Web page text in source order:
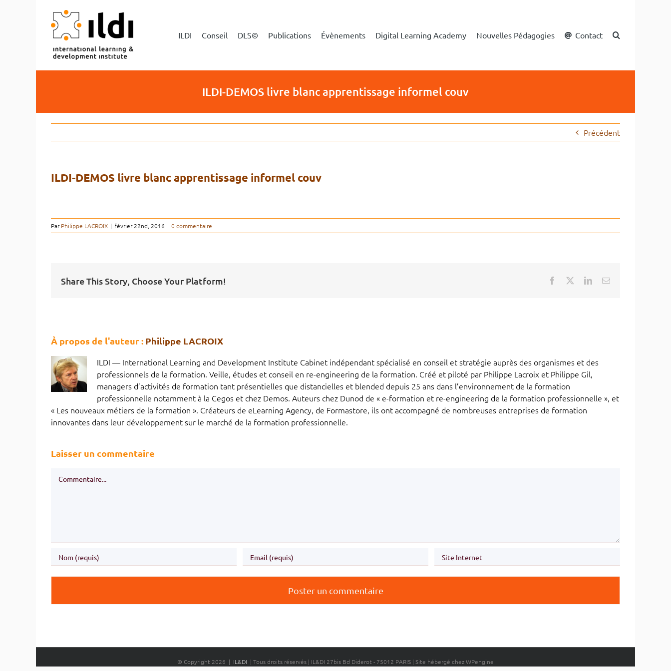
ILDI Conseil DLS© Publications Évènements Digital Learning Academy Nouvelles Pédagogies Contact
ILDI-DEMOS livre blanc apprentissage informel couv
Précédent
ILDI-DEMOS livre blanc apprentissage informel couv
ParPhilippe LACROIX | février 22nd, 2016 | 0 commentaire
Share This Story, Choose Your Platform! Facebook LinkedInEmail
À propos de l'auteur : Philippe LACROIX
ILDI — International Learning and Development Institute Cabinet indépendant spécialisé en conseil et stratégie auprès des organismes et des
professionnels de la formation. Veille, études et conseil en re-engineering de la formation. Créé et piloté par Philippe Lacroix et Philippe Gil,
managers d’activités de formation tant présentielles que distancielles et blended depuis 25 ans dans l’environnement de la formation
professionnelle notamment à la Cegos et chez Demos. Auteurs chez Dunod de « e-formation et re-engineering de la formation professionnelle », et
« Les nouveaux métiers de la formation ». Créateurs de eLearning Agency, de Formastore, ils ont accompagné de nombreuses entreprises de formation
innovantes dans leur développement sur le marché de la formation professionnelle.
Laisser un commentaire
Commentaire
© Copyright 2026 | IL&DI | Tous droits réservés | IL&DI 27bis Bd Diderot - 75012 PARIS | Site hébergé chez WPengine